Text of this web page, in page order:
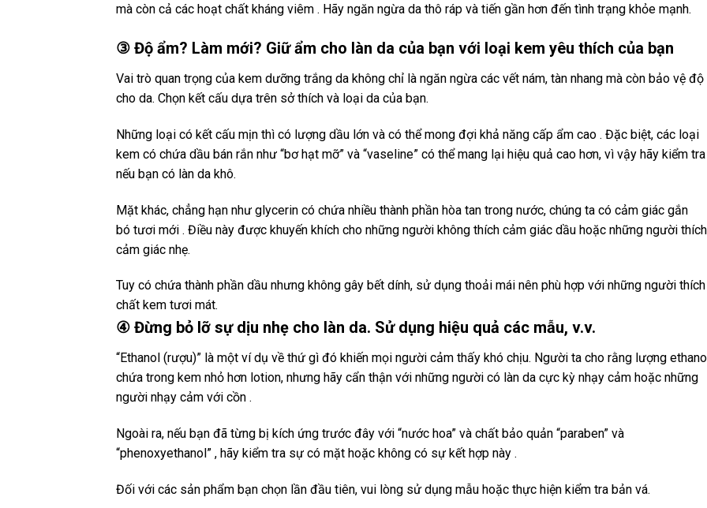
mà còn cả các hoạt chất kháng viêm . Hãy ngăn ngừa da thô ráp và tiến gần hơn đến tình trạng khỏe mạnh.
③ Độ ẩm? Làm mới? Giữ ẩm cho làn da của bạn với loại kem yêu thích của bạn
Vai trò quan trọng của kem dưỡng trắng da không chỉ là ngăn ngừa các vết nám, tàn nhang mà còn bảo vệ độ
cho da. Chọn kết cấu dựa trên sở thích và loại da của bạn.
Những loại có kết cấu mịn thì có lượng dầu lớn và có thể mong đợi khả năng cấp ẩm cao . Đặc biệt, các loại
kem có chứa dầu bán rắn như “bơ hạt mỡ” và “vaseline” có thể mang lại hiệu quả cao hơn, vì vậy hãy kiểm tra
nếu bạn có làn da khô.
Mặt khác, chẳng hạn như glycerin có chứa nhiều thành phần hòa tan trong nước, chúng ta có cảm giác gắn
bó tươi mới . Điều này được khuyến khích cho những người không thích cảm giác dầu hoặc những người thích
cảm giác nhẹ.
Tuy có chứa thành phần dầu nhưng không gây bết dính, sử dụng thoải mái nên phù hợp với những người thích
chất kem tươi mát.
④ Đừng bỏ lỡ sự dịu nhẹ cho làn da. Sử dụng hiệu quả các mẫu, v.v.
“Ethanol (rượu)” là một ví dụ về thứ gì đó khiến mọi người cảm thấy khó chịu. Người ta cho rằng lượng ethanol
chứa trong kem nhỏ hơn lotion, nhưng hãy cẩn thận với những người có làn da cực kỳ nhạy cảm hoặc những
người nhạy cảm với cồn .
Ngoài ra, nếu bạn đã từng bị kích ứng trước đây với “nước hoa” và chất bảo quản “paraben” và
“phenoxyethanol” , hãy kiểm tra sự có mặt hoặc không có sự kết hợp này .
Đối với các sản phẩm bạn chọn lần đầu tiên, vui lòng sử dụng mẫu hoặc thực hiện kiểm tra bản vá.